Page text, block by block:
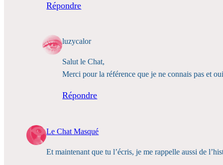
Répondre
luzycalor
Salut le Chat,
Merci pour la référence que je ne connais pas et
Répondre
Le Chat Masqué
Et maintenant que tu l’écris, je me rappelle aussi de